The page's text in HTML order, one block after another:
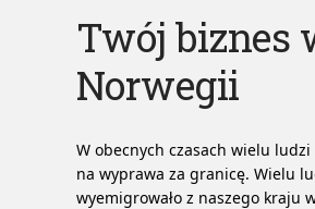
Twój biznes
Norwegii
W obecnych czasach wielu
na wyprawa za granicę. Wielu
wyemigrowało z naszego kraju